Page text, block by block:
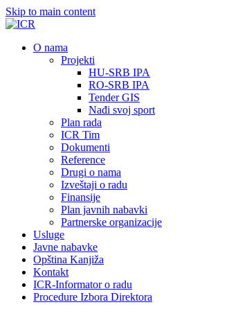
Skip to main content
О nama
Projekti
HU-SRB IPA
RO-SRB IPA
Tender GIS
Nađi svoj sport
Plan rada
ICR Tim
Dokumenti
Reference
Drugi o nama
Izveštaji o radu
Finansije
Plan javnih nabavki
Partnerske organizacije
Usluge
Javne nabavke
Opština Kanjiža
Kontakt
ICR-Informator o radu
Procedure Izbora Direktora